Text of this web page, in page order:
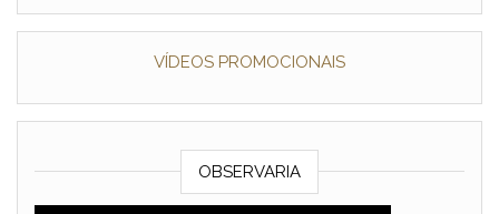
VÍDEOS PROMOCIONAIS
OBSERVARIA